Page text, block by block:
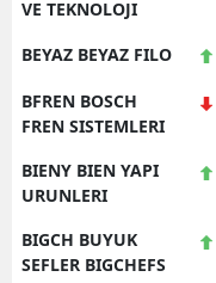
VE TEKNOLOJI
BEYAZ BEYAZ FILO
BFREN BOSCH
FREN SISTEMLERI
BIENY BIEN YAPI
URUNLERI
BIGCH BUYUK
SEFLER BIGCHEFS